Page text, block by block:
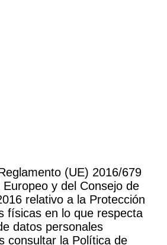
(UE) 2016/679
y del Consejo de
relativo a la Protección
físicas en lo que respecta
datos personales
consultar la Política de